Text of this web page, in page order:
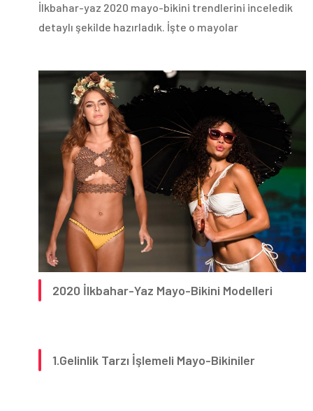
İlkbahar-yaz 2020 mayo-bikini trendlerini inceledik
detaylı şekilde hazırladık. İşte o mayolar
2020 İlkbahar-Yaz Mayo-Bikini Modelleri
1.Gelinlik Tarzı İşlemeli Mayo-Bikiniler